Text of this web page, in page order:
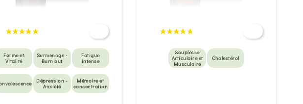
Forme et
Vitalité
Surmenage -
Burn out
Fatigue
intense
Dépression -
Anxiété
Mémoire et
concentration
Souplesse
Articulaire et
Musculaire
Cholestérol